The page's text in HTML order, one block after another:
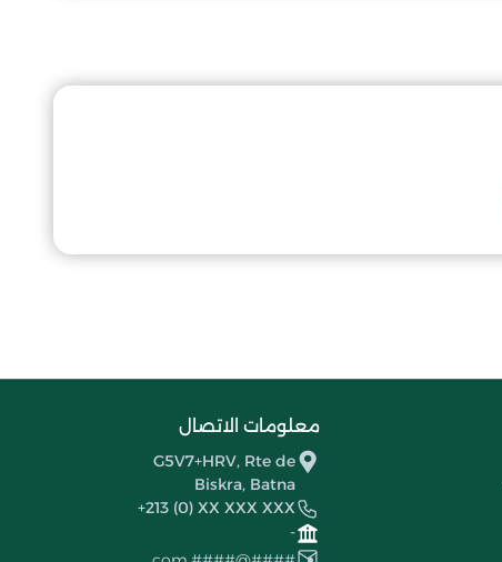
معلومات الاتصال
G5V7+HRV, Rte de
Biskra, Batna
+213 (0) XX XXX XXX
-